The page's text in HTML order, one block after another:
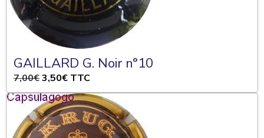
GAILLARD G. Noir n°10
7,00€3,50€ TTC